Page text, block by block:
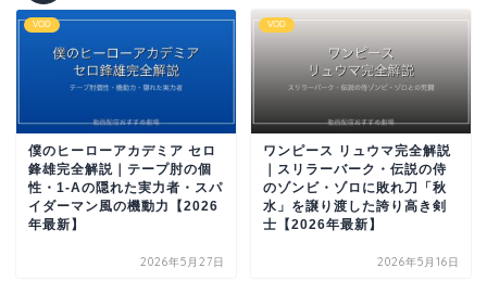
VOD
僕のヒーローアカデミア セロ
鋒雄完全解説｜テープ肘の個
性・1-Aの隠れた実力者・スパ
イダーマン風の機動力【2026
年最新】
2026年5月27日
VOD
ワンピース リュウマ完全解説
｜スリラーバーク・伝説の侍
のゾンビ・ゾロに敗れ刀「秋
水」を譲り渡した誇り高き剣
士【2026年最新】
2026年5月16日